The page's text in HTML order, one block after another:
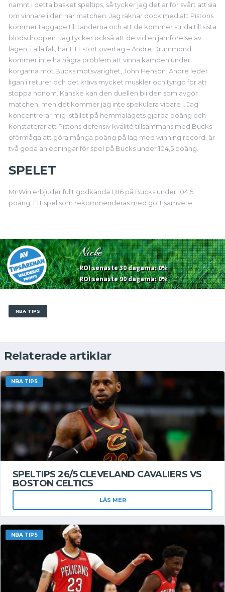
nämnt i detta basket speltips, så tycker jag det är för svårt att sia
om vinnare i den här matchen. Jag räknar dock med att Pistons
kommer taggade till tänderna och att de kommer strida till sista
blodsdroppen. Jag tycker också att de vid en jämförelse av
lagen, i alla fall, har ETT stort övertag – Andre Drummond
kommer inte ha några problem att vinna kampen under
korgarna mot Bucks motsvarighet, John Henson. Andre leder
ligan i returer och det krävs mycket muskler och tyngd för att
stoppa honom. Kanske kan den duellen bli den som avgör
matchen, men det kommer jag inte spekulera vidare i. Jag
koncentrerar mig istället på hemmalagets gjorda poäng och
konstaterar att Pistons defensiv kvalité tillsammans med Bucks
oförmåga att göra många poäng på lag med winning record, är
två goda anledningar för spel på Bucks under 104,5 poäng.
SPELET
Mr Win erbjuder fullt godkända 1,86 på Bucks under 104,5
poäng. Ett spel som rekommenderas med gott samvete.
Nicke
ROI senaste 30 dagarna: 0%
ROI senaste 90 dagarna: 0%
NBA TIPS
Relaterade artiklar
NBA TIPS
SPELTIPS 26/5 CLEVELAND CAVALIERS VS
BOSTON CELTICS
LÄS MER
NBA TIPS